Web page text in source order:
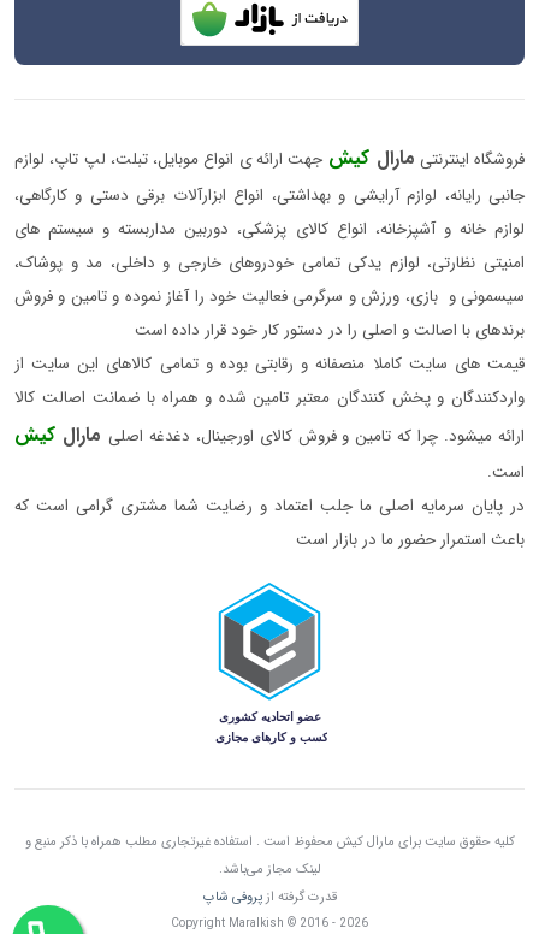
فروشگاه اینترنتی مارال کیش جهت ارائه ی انواع موبایل، تبلت، لپ تاپ، لوازم
جانبی رایانه، لوازم آرایشی و بهداشتی، انواع ابزارآلات برقی دستی و کارگاهی،
لوازم خانه و آشپزخانه، انواع کالای پزشکی، دوربین مداربسته و سیستم های
امنیتی نظارتی، لوازم یدکی تمامی خودروهای خارجی و داخلی، مد و پوشاک،
سیسمونی و بازی، ورزش و سرگرمی فعالیت خود را آغاز نموده و تامین و فروش
برندهای با اصالت و اصلی را در دستور کار خود قرار داده است
قیمت های سایت کاملا منصفانه و رقابتی بوده و تمامی کالاهای این سایت از
واردکنندگان و پخش کنندگان معتبر تامین شده و همراه با ضمانت اصالت کالا
ارائه میشود. چرا که تامین و فروش کالای اورجینال، دغدغه اصلی مارال کیش
است.
در پایان سرمایه اصلی ما جلب اعتماد و رضایت شما مشتری گرامی است که
باعث استمرار حضور ما در بازار است
کلیه حقوق سایت برای مارال کیش محفوظ است . استفاده غیرتجاری مطلب همراه با ذکر منبع و
لینک مجاز می‌باشد.
قدرت گرفته ازپروفی شاپ
Copyright Maralkish © 2016 - 2026